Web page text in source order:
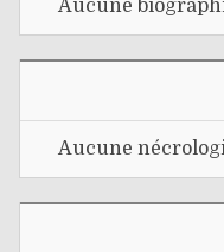
Aucune
Aucune